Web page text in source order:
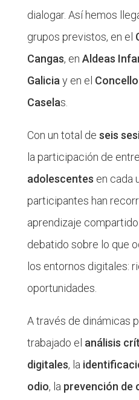
dialogar. Así hemos
grupos previstos, en el
Cangas, en Aldeas
Galicia y en el
Caselas.
Con un total de seis
la participación de entre
adolescentes en cada
participantes han
aprendizaje
debatido sobre lo que
los entornos digitales:
oportunidades.
A través de dinámicas
trabajado el análisis
digitales, la
odio, la prevención de